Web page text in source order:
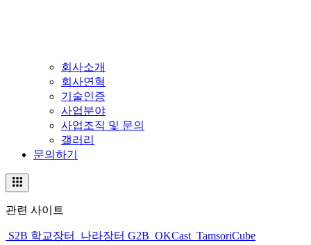
회사소개
회사연혁
기술인증
사업분야
사업조직 및 문의
갤러리
문의하기
관련 사이트
S2B 학교장터 나라장터 G2B OKCast TamsoriCube